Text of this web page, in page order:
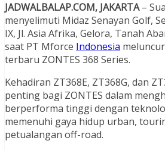
JADWALBALAP.COM, JAKARTA–
menyelimuti Midaz Senayan Golf,
IX, Jl. Asia Afrika, Gelora, Tanah
saat PT Mforce Indonesia
terbaru ZONTES 368 Series.
Kehadiran ZT368E, ZT368G, dan
penting bagi ZONTES dalam
berperforma tinggi dengan
memenuhi gaya hidup urban,
petualangan off-road.